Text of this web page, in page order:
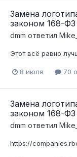
Замена
законом 168-ФЗ
dmm ответил
Этот всё равно
8 июля 70
Замена
законом 168-ФЗ
dmm ответил
https://